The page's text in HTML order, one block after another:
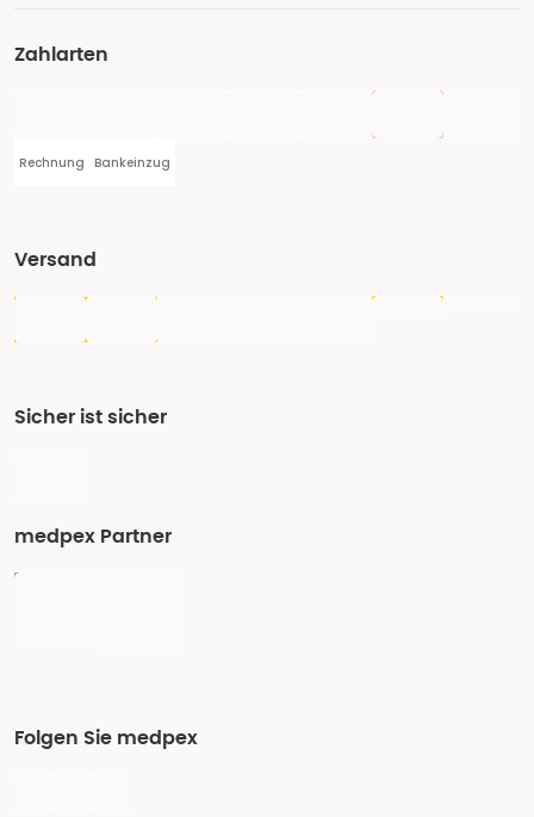
Zahlarten
Rechnung Bankeinzug
Versand
Sicher ist sicher
medpex Partner
Folgen Sie medpex